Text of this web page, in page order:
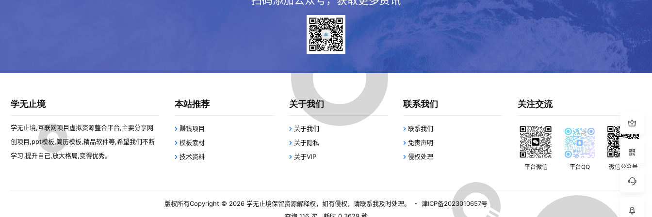
学无止境
学无止境,互联网项目虚拟资源整合平台,主要分享网
创项目,ppt模板,简历模板,精品软件等,希望我们不断
学习,提升自己,放大格局,变得优秀。
本站推荐
赚钱项目
模板素材
技术资料
关于我们
关于我们
关于隐私
关于VIP
联系我们
联系我们
免责声明
侵权处理
关注交流
平台微信 平台QQ 微信公众号
版权所有Copyright © 2026 学无止境保留资源解释权，如有侵权，请联系我及时处理。 ・
津ICP备2023010657号